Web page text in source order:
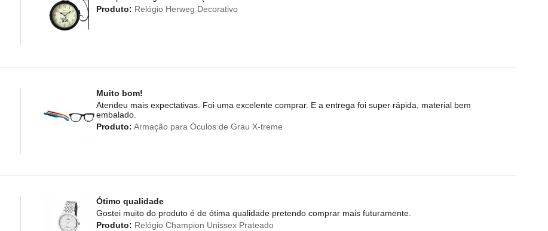
Produto: Relógio Herweg Decorativo
Muito bom!
Atendeu mais expectativas. Foi uma excelente comprar. E a entrega foi super rápida, material bem
embalado.
Produto: Armação para Óculos de Grau X-treme
Ótimo qualidade
Gostei muito do produto é de ótima qualidade pretendo comprar mais futuramente.
Produto: Relógio Champion Unissex Prateado